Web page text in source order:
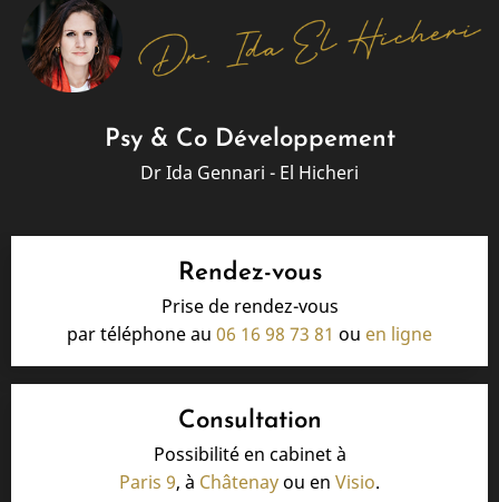
Psy & Co Développement
Dr Ida Gennari - El Hicheri
Rendez-vous
Prise de rendez-vous
par téléphone au 06 16 98 73 81 ou en ligne
Consultation
Possibilité en cabinet à
Paris 9, à Châtenay ou en Visio.